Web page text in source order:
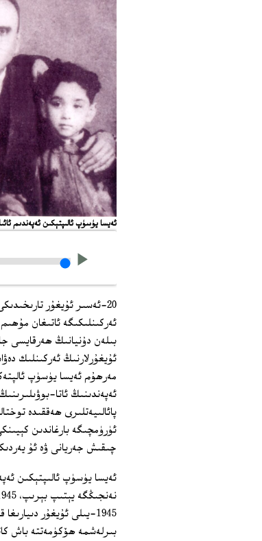
ئەيسا يۈسۈپ ئالىپتېكىن ئەپەندىم
بىلەن دۇنيانىڭ ھەرقايسى
ئۇيغۇرلارنىڭ ئەركىنلىك
مەرھۇم ئەيسا يۈسۈپ
ئەپەندىنىڭ ئاتا-
چىقىش جەريانى ۋە ئۇ
بىرلەشمە ھۆكۈمەتتە باش